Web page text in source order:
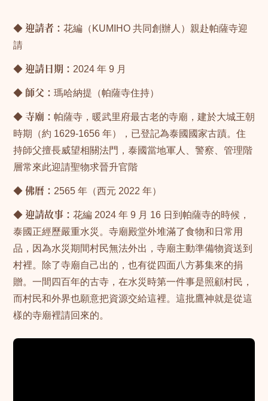
◆ 迎請者： 花編（KUMIHO 共同創辦人）親赴帕薩寺迎
請
◆ 迎請日期： 2024 年 9 月
◆ 師父： 瑪哈納提（帕薩寺住持）
◆ 寺廟： 帕薩寺，暖武里府最古老的寺廟，建於大城王朝
時期（約 1629-1656 年），已登記為泰國國家古蹟。住
持師父擅長威望相關法門，泰國當地軍人、警察、管理階
層常來此迎請聖物求晉升官階
◆ 佛曆： 2565 年（西元 2022 年）
◆ 迎請故事： 花編 2024 年 9 月 16 日到帕薩寺的時候，
泰國正經歷嚴重水災。寺廟殿堂外堆滿了食物和日常用
品，因為水災期間村民無法外出，寺廟主動準備物資送到
村裡。除了寺廟自己出的，也有從四面八方募集來的捐
贈。一間四百年的古寺，在水災時第一件事是照顧村民，
而村民和外界也願意把資源交給這裡。這批鷹神就是從這
樣的寺廟裡請回來的。